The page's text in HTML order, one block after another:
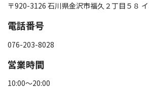
〒920-3126 石川県金沢市福久２丁目５８
電話番号
076-203-8028
営業時間
10:00～20:00